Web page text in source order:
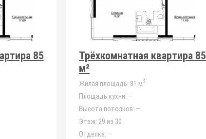
85
Трёхкомнатная квартира 85
м²
Жилая площадь: 81 м2
Площадь кухни: —
Высота потолков: —
Этаж: 29 из 30
Отделка: —